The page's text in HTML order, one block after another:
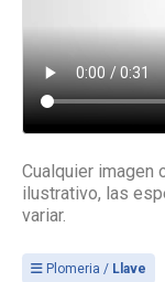
Cualquier imagen
ilustrativo, las
variar.
Plomeria / Llave